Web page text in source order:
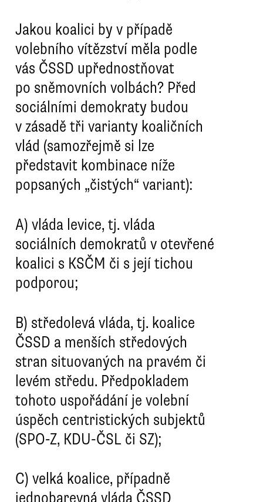
Jakou koalici by v případě
volebního vítězství měla podle
vás ČSSD upřednostňovat
po sněmovních volbách? Před
sociálními demokraty budou
v zásadě tři varianty koaličních
vlád (samozřejmě si lze
představit kombinace níže
popsaných „čistých“ variant):
A) vláda levice, tj. vláda
sociálních demokratů v otevřené
koalici s KSČM či s její tichou
podporou;
B) středolevá vláda, tj. koalice
ČSSD a menších středových
stran situovaných na pravém či
levém středu. Předpokladem
tohoto uspořádání je volební
úspěch centristických subjektů
(SPO-Z, KDU-ČSL či SZ);
C) velká koalice, případně